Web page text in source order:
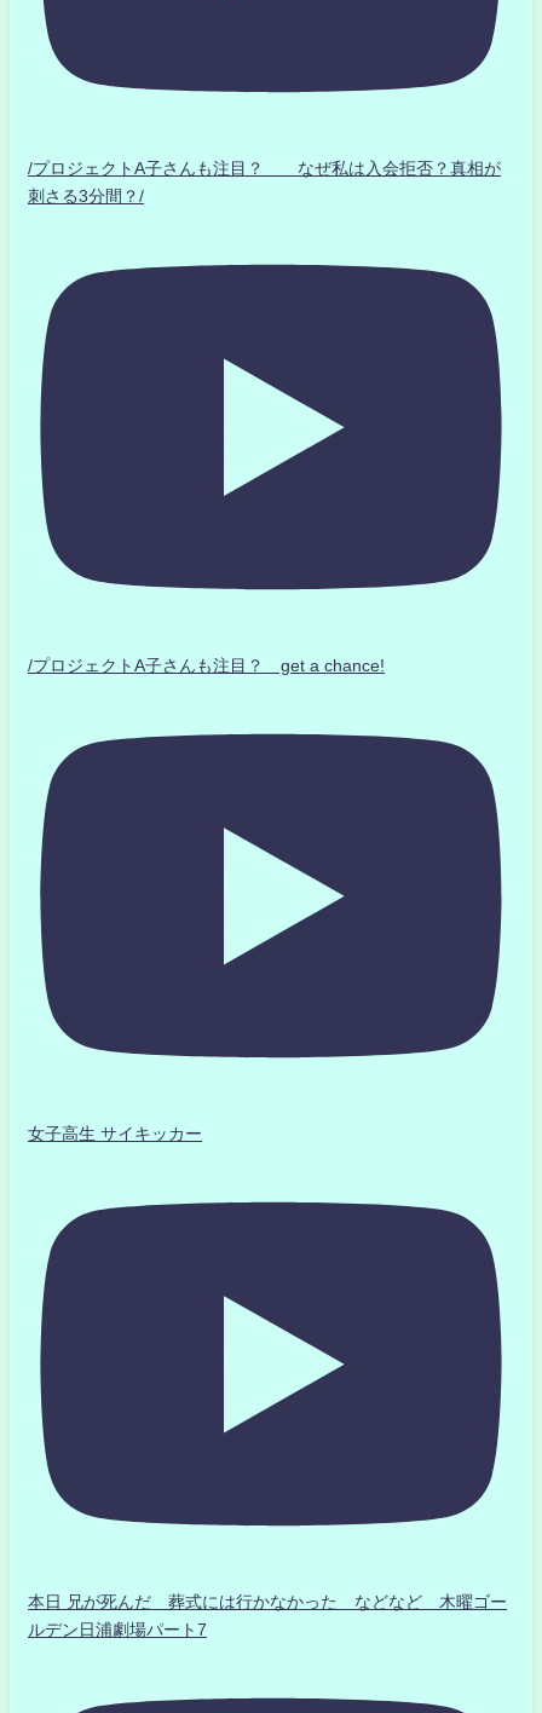
/プロジェクトA子さんも注目？ なぜ私は入会拒否？真相が
刺さる3分間？/
/プロジェクトA子さんも注目？ get a chance!
女子高生 サイキッカー
本日 兄が死んだ 葬式には行かなかった などなど 木曜ゴー
ルデン日浦劇場パート7